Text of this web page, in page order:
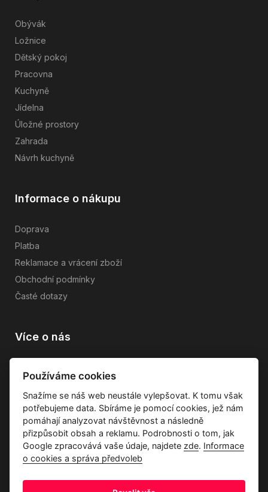
Obývák
Ložnice
Dětský pokoj
Pracovna
Kuchyně
Jídelna
Úložné prostory
Zahrada
Návrh kuchyně
Informace o nákupu
Doprava
Platba
Reklamace a vrácení zboží
Obchodní podmínky
Časté dotazy
Více o nás
Průvodce tkaninami
Kontakty
Používáme cookies
Snažíme se náš web neustále vylepšovat. K tomu však
potřebujeme data. Sbíráme je pomocí cookies, jež nám
pomáhají analyzovat návštěvnost a následně
přizpůsobit obsah a reklamu. Podrobnosti o tom, jak
Google zpracovává vaše údaje, najdete zde. Informace
o cookies a správa předvoleb